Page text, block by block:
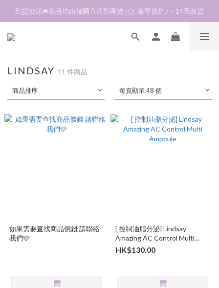
加入會員❤️生日月首天送$30 💛商品可郵寄至澳門🇲🇴及台灣🇹🇼
到貨資訊🛎️商品均由韓國直送到香港🇭🇰落單後約7～14天收貨
全單折扣後滿$380即可免運費📦 順豐營業點及自助櫃
LINDSAY 11 件商品
商品排序 每頁顯示 48 個
如果需要查找商品價錢 請聯絡
我們🩷
[ 控制油脂分泌] Lindsay
Amazing AC Control Multi
Ampoule
HK$130.00